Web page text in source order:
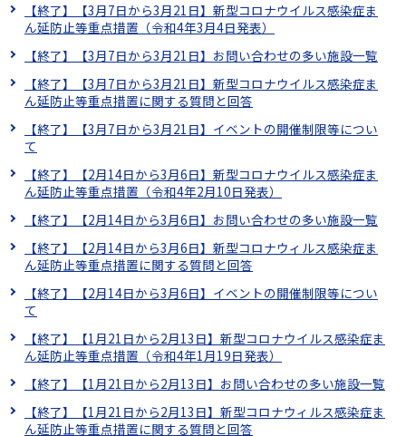
【終了】【3月7日から3月21日】新型コロナウイルス感染症ま
ん延防止等重点措置（令和4年3月4日発表）
【終了】【3月7日から3月21日】お問い合わせの多い施設一覧
【終了】【3月7日から3月21日】新型コロナウイルス感染症ま
ん延防止等重点措置に関する質問と回答
【終了】【3月7日から3月21日】イベントの開催制限等につい
て
【終了】【2月14日から3月6日】新型コロナウイルス感染症ま
ん延防止等重点措置（令和4年2月10日発表）
【終了】【2月14日から3月6日】お問い合わせの多い施設一覧
【終了】【2月14日から3月6日】新型コロナウィルス感染症ま
ん延防止等重点措置に関する質問と回答
【終了】【2月14日から3月6日】イベントの開催制限等につい
て
【終了】【1月21日から2月13日】新型コロナウイルス感染症ま
ん延防止等重点措置（令和4年1月19日発表）
【終了】【1月21日から2月13日】お問い合わせの多い施設一覧
【終了】【1月21日から2月13日】新型コロナウィルス感染症ま
ん延防止等重点措置に関する質問と回答